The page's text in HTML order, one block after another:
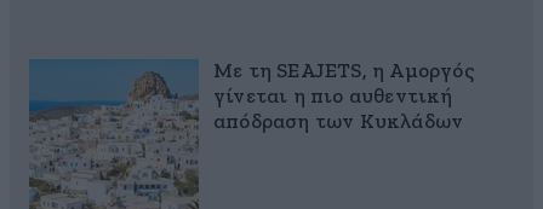
Με τη SEAJETS, η Αμοργός
γίνεται η πιο αυθεντική
απόδραση των Κυκλάδων